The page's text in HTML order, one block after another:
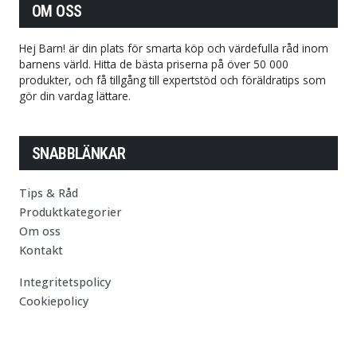
OM OSS
Hej Barn! är din plats för smarta köp och värdefulla råd inom
barnens värld. Hitta de bästa priserna på över 50 000
produkter, och få tillgång till expertstöd och föräldratips som
gör din vardag lättare.
SNABBLÄNKAR
Tips & Råd
Produktkategorier
Om oss
Kontakt
Integritetspolicy
Cookiepolicy